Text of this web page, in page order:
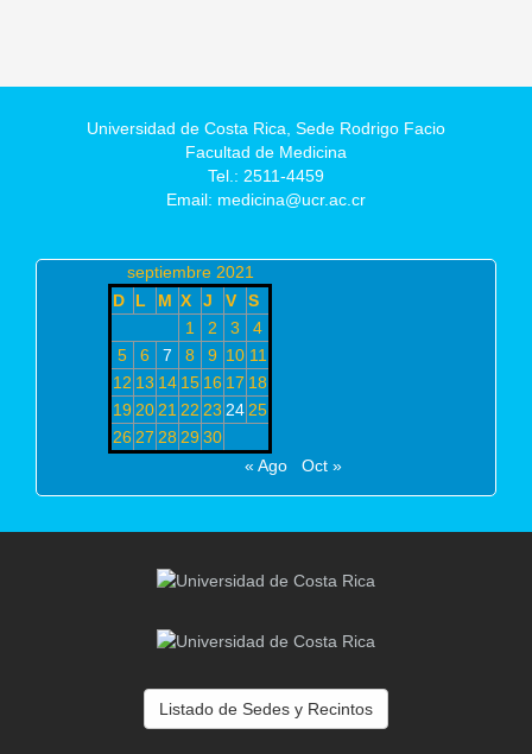
Universidad de Costa Rica, Sede Rodrigo Facio
Facultad de Medicina
Tel.: 2511-4459
Email: medicina@ucr.ac.cr
septiembre 2021
D
L M X J V
S
1
2 3
4
5
6 7 8 9 10 11
12 13 14 15 16 17 18
19 20 21 22 23 24 25
26 27 28 2930
« Ago
Oct »
Listado de Sedes y Recintos